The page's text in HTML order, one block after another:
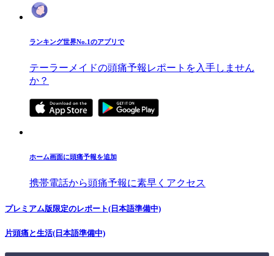
ランキング世界No.1のアプリで
テーラーメイドの頭痛予報レポートを入手しません
か？
ホーム画面に頭痛予報を追加
携帯電話から頭痛予報に素早くアクセス
プレミアム版限定のレポート(日本語準備中)
片頭痛と生活(日本語準備中)